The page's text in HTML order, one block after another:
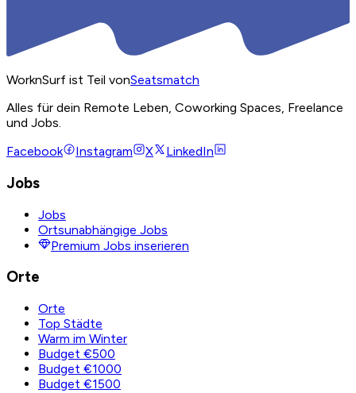
WorknSurf ist Teil vonSeatsmatch
Alles für dein Remote Leben, Coworking Spaces, Freelance
und Jobs.
Facebook
Instagram X LinkedIn
Jobs
Jobs
Ortsunabhängige Jobs
Premium Jobs inserieren
Orte
Orte
Top Städte
Warm im Winter
Budget €500
Budget €1000
Budget €1500